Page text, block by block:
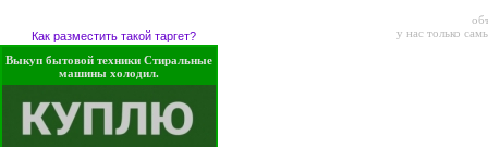
Как разместить такой таргет?
Выкуп бытовой техники Стиральные
машины холодил.
у нас только